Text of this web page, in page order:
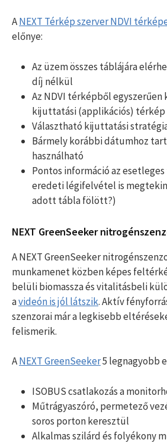
ANEXT Térkép szerver NDVI
előnye:
Az üzem összes táblájára
díj nélkül
Az NDVI térképből
kijuttatási (applikációs) térkép
Választható kijuttatási
Bármely korábbi dátumhoz
használható
Pontos információ az
eredeti légifelvétel is
adott tábla fölött?)
NEXT GreenSeeker
A NEXT GreenSeeker
munkamenet közben képes
belüli biomassza és vitalitásbeli
avideón is jól látszik. Aktív
szenzorai már a legkisebb
felismerik.
ANEXT GreenSeeker5 legnagyobb
ISOBUS csatlakozás a
Műtrágyaszóró, permetező
soros porton keresztül
Alkalmas szilárd és folyékony